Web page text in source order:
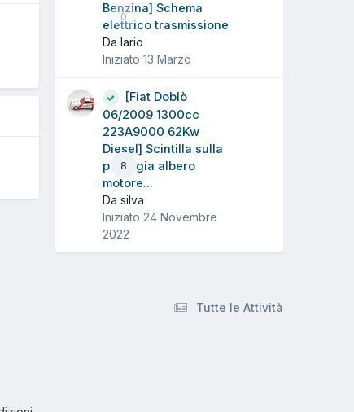
0
Benzina] Schema
elettrico trasmissione
Da lario
Iniziato 13 Marzo
8
[Fiat Doblò
06/2009 1300cc
223A9000 62Kw
Diesel] Scintilla sulla
puleggia albero
motore...
Da silva
Iniziato 24 Novembre
2022
Tutte le Attività